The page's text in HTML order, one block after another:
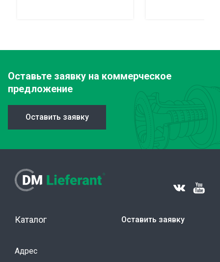
Оставьте заявку на коммерческое
предложение
Оставить заявку
Каталог Оставить заявку
Адрес